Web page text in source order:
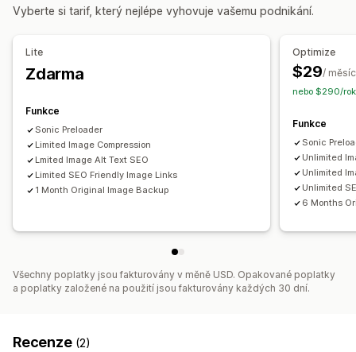
Vyberte si tarif, který nejlépe vyhovuje vašemu podnikání.
Lite
Zdarma
Funkce
Sonic Preloader
Limited Image Compression
Lmited Image Alt Text SEO
Limited SEO Friendly Image Links
1 Month Original Image Backup
Optimize
$29/ měsíc
nebo $290/rok
Funkce
Sonic
Unlimited
Unlimited
Unlimited
6 Months
Všechny poplatky jsou fakturovány v měně USD. Opakované poplatky
a poplatky založené na použití jsou fakturovány každých 30 dní.
Recenze (2)